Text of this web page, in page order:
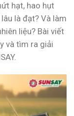
hạt, hao hụt
là đạt? Và làm
liệu? Bài viết
và tìm ra giải